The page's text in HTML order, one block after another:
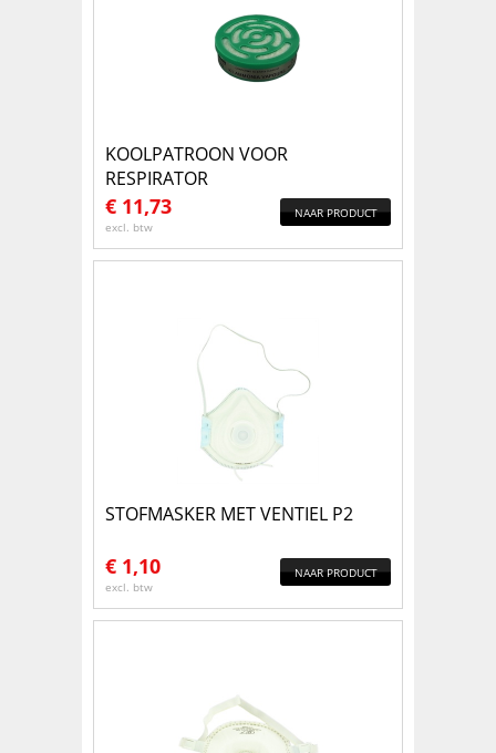
KOOLPATROON VOOR
RESPIRATOR
€ 11,73
excl. btw
NAAR PRODUCT
STOFMASKER MET VENTIEL P2
€ 1,10
excl. btw
NAAR PRODUCT